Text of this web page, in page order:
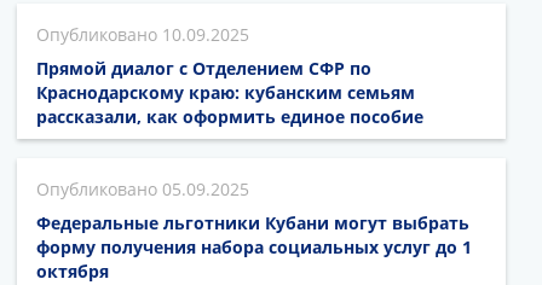
10.09.2025
Прямой диалог с Отделением СФР по
Краснодарскому краю: кубанским семьям
рассказали, как оформить единое пособие
05.09.2025
Федеральные льготники Кубани могут выбрать
форму получения набора социальных услуг до 1
октября